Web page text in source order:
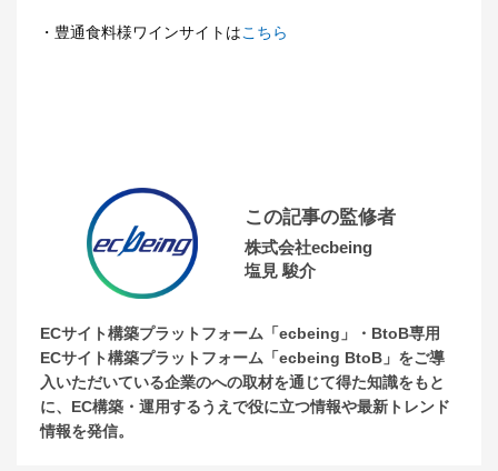
・豊通食料様ワインサイトはこちら
この記事の監修者
株式会社ecbeing
塩見 駿介
ECサイト構築プラットフォーム「ecbeing」・BtoB専用
ECサイト構築プラットフォーム「ecbeing BtoB」をご導
入いただいている企業のへの取材を通じて得た知識をもと
に、EC構築・運用するうえで役に立つ情報や最新トレンド
情報を発信。